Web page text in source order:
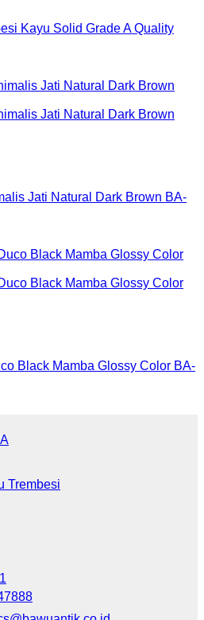
Kayu Solid Grade A Quality
Jati Natural Dark Brown BA-
Black Mamba Glossy Color BA-
Trembesi